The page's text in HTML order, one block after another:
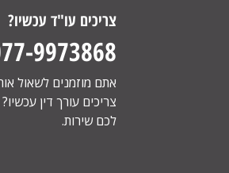
צריכים עו"ד עכשיו?
9973868
אתם מוזמנים לשאול
צריכים עורך דין
לכם שירות.